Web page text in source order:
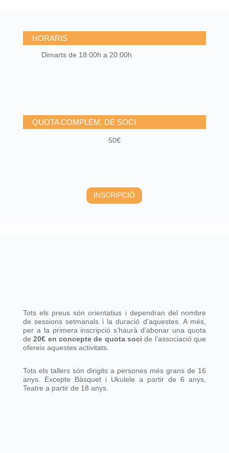
HORARIS
Dimarts de 18:00h a 20:00h
QUOTA COMPLEM. DE SOCI
50€
INSCRIPCIÓ
Tots els preus són orientatius i dependran del nombre
de sessions setmanals i la duració d’aquestes. A més,
per a la primera inscripció s’haurà d’abonar una quota
de20€ en concepte de quota soci de l’associació que
ofereix aquestes activitats.
Tots els tallers són dirigits a persones més grans de 16
anys. Excepte Bàsquet i Ukulele a partir de 6 anys,
Teatre a partir de 18 anys.